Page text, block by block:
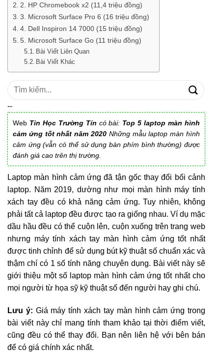
2. HP Chromebook x2 (11,4 triệu đồng)
3. Microsoft Surface Pro 6 (16 triệu đồng)
4. Dell Inspiron 14 7000 (15 triệu đồng)
5. Microsoft Surface Go (11 triệu đồng)
Bài Viết Liên Quan
Bài Viết Khác
Tìm
--
Web Tin Học Trường Tín có bài: Top 5 laptop màn hình
cảm ứng tốt nhất năm 2020 Những mẫu laptop màn hình
cảm ứng (vẫn có thể sử dụng bàn phím bình thường) được
đánh giá cao trên thị trường.
Laptop màn hình cảm ứng đã tận gốc thay đổi bối cảnh
laptop. Năm 2019, dường như mọi màn hình máy tính
xách tay đều có khả năng cảm ứng. Tuy nhiên, không
phải tất cả laptop đều được tạo ra giống nhau. Ví dụ mặc
dầu hầu đều có thể cuộn lên, cuộn xuống trên trang web
nhưng máy tính xách tay màn hình cảm ứng tốt nhất
được tinh chỉnh để sử dụng bút kỹ thuật số chuẩn xác và
thậm chí có 1 số tính năng chuyên dụng. Bài viết này sẽ
giới thiệu một số laptop màn hình cảm ứng tốt nhất cho
mọi người từ họa sỹ kỹ thuật số đến người hay ghi chú.
Lưu ý: Giá máy tính xách tay màn hình cảm ứng trong
bài viết này chỉ mang tính tham khảo tại thời điểm viết,
cũng đều có thể thay đổi. Bạn nên liên hệ với bên bán
để có giá chính xác nhất.